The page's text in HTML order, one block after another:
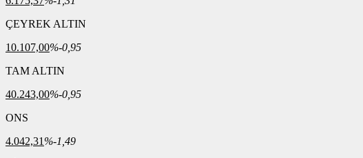
ÇEYREK ALTIN
10.107,00%-0,95
TAM ALTIN
40.243,00%-0,95
ONS
4.042,31 %-1,49